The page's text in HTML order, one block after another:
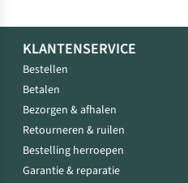
KLANTENSERVICE
Bestellen
Betalen
Bezorgen & afhalen
Retourneren & ruilen
Bestelling herroepen
Garantie & reparatie